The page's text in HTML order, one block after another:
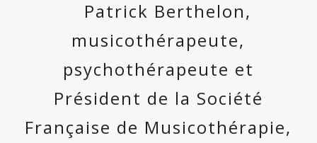
Patrick Berthelon,
musicothérapeute,
psychothérapeute et
Président de la Société
Française de Musicothérapie,